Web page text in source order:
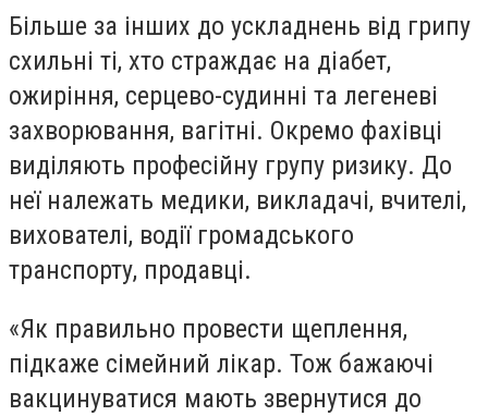
Більше за інших до ускладнень від грипу
схильні ті, хто страждає на діабет,
ожиріння, серцево-судинні та легеневі
захворювання, вагітні. Окремо фахівці
виділяють професійну групу ризику. До
неї належать медики, викладачі, вчителі,
вихователі, водії громадського
транспорту, продавці.
«Як правильно провести щеплення,
підкаже сімейний лікар. Тож бажаючі
вакцинуватися мають звернутися до